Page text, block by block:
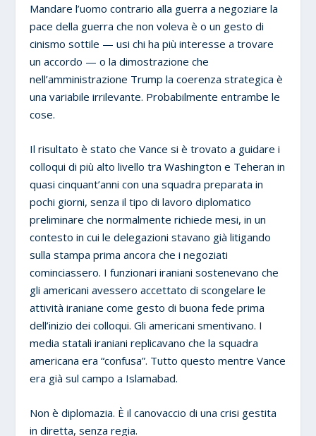
Mandare l’uomo contrario alla guerra a negoziare la
pace della guerra che non voleva è o un gesto di
cinismo sottile — usi chi ha più interesse a trovare
un accordo — o la dimostrazione che
nell’amministrazione Trump la coerenza strategica è
una variabile irrilevante. Probabilmente entrambe le
cose.
Il risultato è stato che Vance si è trovato a guidare i
colloqui di più alto livello tra Washington e Teheran in
quasi cinquant’anni con una squadra preparata in
pochi giorni, senza il tipo di lavoro diplomatico
preliminare che normalmente richiede mesi, in un
contesto in cui le delegazioni stavano già litigando
sulla stampa prima ancora che i negoziati
cominciassero. I funzionari iraniani sostenevano che
gli americani avessero accettato di scongelare le
attività iraniane come gesto di buona fede prima
dell’inizio dei colloqui. Gli americani smentivano. I
media statali iraniani replicavano che la squadra
americana era “confusa”. Tutto questo mentre Vance
era già sul campo a Islamabad.
Non è diplomazia. È il canovaccio di una crisi gestita
in diretta, senza regia.